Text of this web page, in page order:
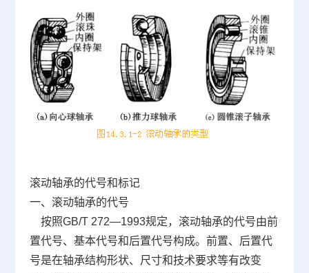
滚动轴承的代号和标记
一、滚动轴承的代号
按照GB/T 272—1993规定，滚动轴承的代号由前
置代号、基本代号和后置代号构成。前置、后置代
号是在轴承结构形状、尺寸和技术要求等有改变